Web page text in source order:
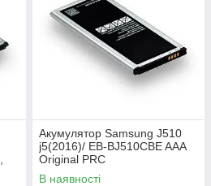
Акумулятор Samsung J510
j5(2016)/ EB-BJ510CBE AAA
Original PRC
В наявності